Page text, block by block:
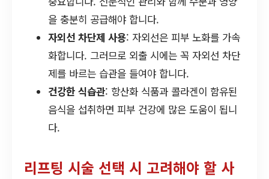
을 충분히 공급해야 합니다.
자외선 차단제 사용: 자외선은 피부 노화를 가속
화합니다. 그러므로 외출 시에는 꼭 자외선 차단
제를 바르는 습관을 들여야 합니다.
건강한 식습관: 항산화 식품과 콜라겐이 함유된
음식을 섭취하면 피부 건강에 많은 도움이 됩니
다.
리프팅 시술 선택 시 고려해야 할 사